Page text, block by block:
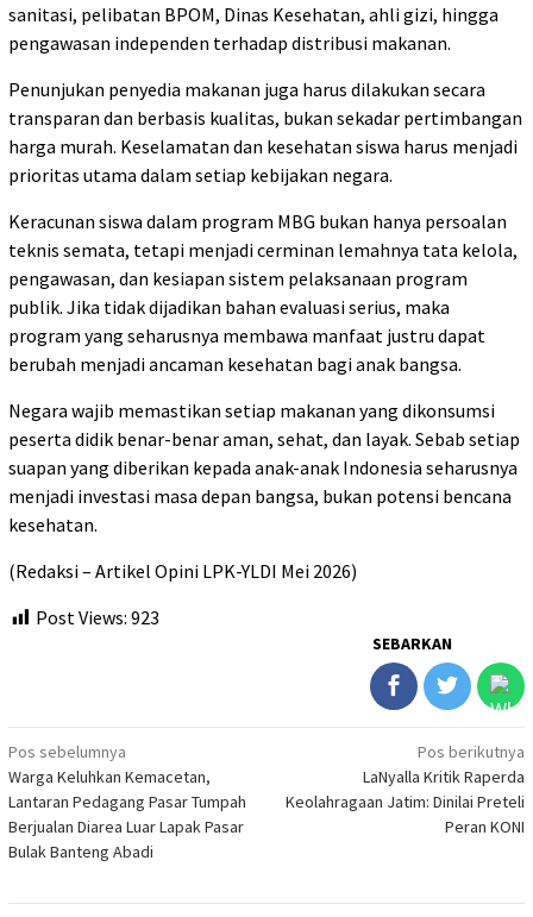
sanitasi, pelibatan BPOM, Dinas Kesehatan, ahli gizi, hingga
pengawasan independen terhadap distribusi makanan.
Penunjukan penyedia makanan juga harus dilakukan secara
transparan dan berbasis kualitas, bukan sekadar pertimbangan
harga murah. Keselamatan dan kesehatan siswa harus menjadi
prioritas utama dalam setiap kebijakan negara.
Keracunan siswa dalam program MBG bukan hanya persoalan
teknis semata, tetapi menjadi cerminan lemahnya tata kelola,
pengawasan, dan kesiapan sistem pelaksanaan program
publik. Jika tidak dijadikan bahan evaluasi serius, maka
program yang seharusnya membawa manfaat justru dapat
berubah menjadi ancaman kesehatan bagi anak bangsa.
Negara wajib memastikan setiap makanan yang dikonsumsi
peserta didik benar-benar aman, sehat, dan layak. Sebab setiap
suapan yang diberikan kepada anak-anak Indonesia seharusnya
menjadi investasi masa depan bangsa, bukan potensi bencana
kesehatan.
(Redaksi – Artikel Opini LPK-YLDI Mei 2026)
Post Views: 923
SEBARKAN
Navigasi
pos
Pos sebelumnya
Warga Keluhkan Kemacetan,
Lantaran Pedagang Pasar Tumpah
Berjualan Diarea Luar Lapak Pasar
Bulak Banteng Abadi
Pos berikutnya
LaNyalla Kritik Raperda
Keolahragaan Jatim: Dinilai Preteli
Peran KONI